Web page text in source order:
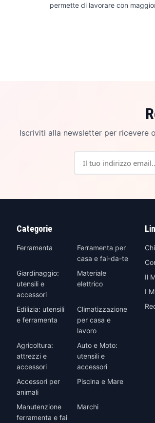
permette di lavorare con
Iscriviti alla newsletter per ricevere
Categorie
Ferramenta
Ferramenta per
casa e fai-da-te
Giardinaggio:
utensili e
accessori
Materiale
elettrico
Edilizia: utensili
e ferramenta
Climatizzazione
per casa e
lavoro
Agricoltura:
attrezzi e
accessori
Auto e Moto:
utensili e
accessori
Accessori per
animali
Piscina e Mare
Manutenzione
ferramenta e fai
Marchi
Il
I